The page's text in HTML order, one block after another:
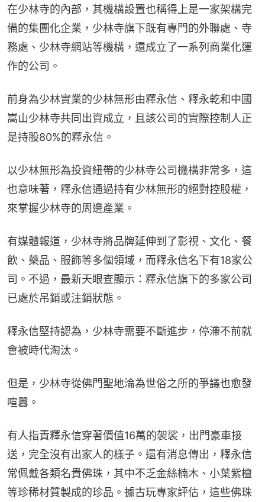
在少林寺的內部，其機構設置也稱得上是一家架構完
備的集團化企業，少林寺旗下既有專門的外聯處、寺
務處、少林寺網站等機構，還成立了一系列商業化運
作的公司。
前身為少林實業的少林無形由釋永信、釋永乾和中國
嵩山少林寺共同出資成立，且該公司的實際控制人正
是持股80%的釋永信。
以少林無形為投資紐帶的少林寺公司機構非常多，這
也意味著，釋永信通過持有少林無形的絕對控股權，
來掌握少林寺的周邊產業。
有媒體報道，少林寺將品牌延伸到了影視、文化、餐
飲、藥品、服飾等多個領域，而釋永信名下有18家公
司。不過，最新天眼查顯示：釋永信旗下的多家公司
已處於吊銷或注銷狀態。
釋永信堅持認為，少林寺需要不斷進步，停滯不前就
會被時代淘汰。
但是，少林寺從佛門聖地淪為世俗之所的爭議也愈發
喧囂。
有人指責釋永信穿著價值16萬的袈裟，出門豪車接
送，完全沒有出家人的樣子。還有消息傳出，釋永信
常佩戴各類名貴佛珠，其中不乏金絲楠木、小葉紫檀
等珍稀材質製成的珍品。據古玩專家評估，這些佛珠